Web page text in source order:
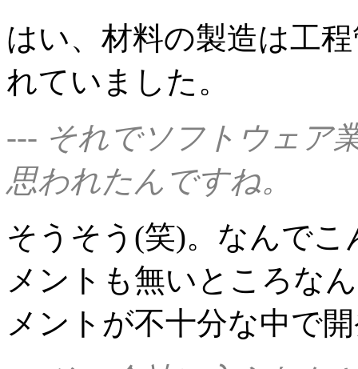
はい、材料の製造は工
れていました。
--- それでソフトウェア
思われたんですね。
そうそう(笑)。なんで
メントも無いところな
メントが不十分な中で